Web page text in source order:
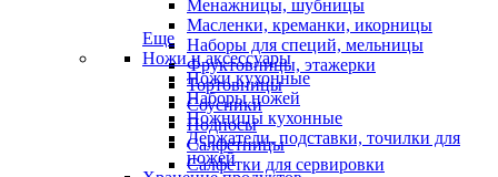
Менажницы, шубницы
Масленки, креманки, икорницы
Наборы для специй, мельницы
Фруктовницы, этажерки
Тортовницы
Соусники
Подносы
Салфетницы
Салфетки для сервировки
Еще
Ножи и аксессуары
Ножи кухонные
Наборы ножей
Ножницы кухонные
Держатели, подставки, точилки для
ножей